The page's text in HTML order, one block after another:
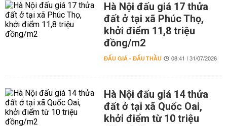
Hà Nội đấu giá 17 thửa
đất ở tại xã Phúc Thọ,
khởi điểm 11,8 triệu
đồng/m2
ĐẤU GIÁ - ĐẤU THẦU 08:41 | 31/07/2026
Hà Nội đấu giá 14 thửa
đất ở tại xã Quốc Oai,
khởi điểm từ 10 triệu